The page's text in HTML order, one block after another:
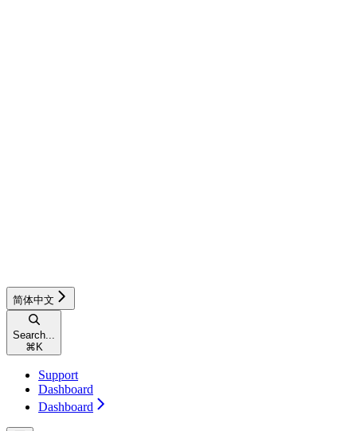
简体中文
Search...
⌘ K
Support
Dashboard
Dashboard